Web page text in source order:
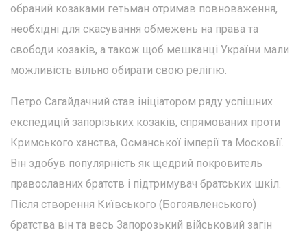
обраний козаками гетьман отримав повноваження,
необхідні для скасування обмежень на права та
свободи козаків, а також щоб мешканці України мали
можливість вільно обирати свою релігію.
Петро Сагайдачний став ініціатором ряду успішних
експедицій запорізьких козаків, спрямованих проти
Кримського ханства, Османської імперії та Московії.
Він здобув популярність як щедрий покровитель
православних братств і підтримувач братських шкіл.
Після створення Київського (Богоявленського)
братства він та весь Запорозький військовий загін